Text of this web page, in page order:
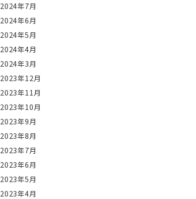
2024年7月
2024年6月
2024年5月
2024年4月
2024年3月
2023年12月
2023年11月
2023年10月
2023年9月
2023年8月
2023年7月
2023年6月
2023年5月
2023年4月